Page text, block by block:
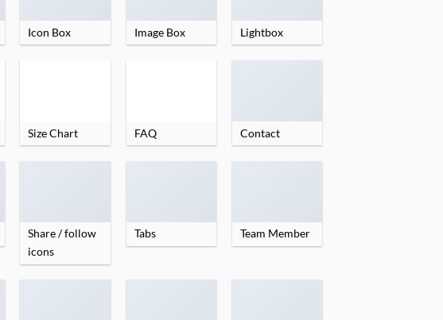
Icon Box Image Box Lightbox
Size Chart FAQ Contact
Share / follow
icons
Tabs Team Member